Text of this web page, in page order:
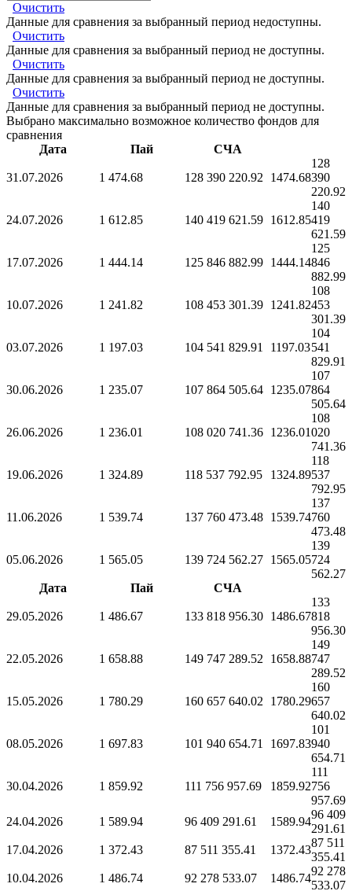
Очистить
Данные для сравнения за выбранный период недоступны.
Очистить
Данные для сравнения за выбранный период не доступны.
Очистить
Данные для сравнения за выбранный период не доступны.
Очистить
Данные для сравнения за выбранный период не доступны.
Выбрано максимально возможное количество фондов для
сравнения
Дата
Пай СЧА
31.07.2026 1 474.68 128 390 220.92 1474.68
128
390
220.92
24.07.2026 1 612.85 140 419 621.59 1612.85
140
419
621.59
17.07.2026 1 444.14 125 846 882.99 1444.14
125
846
882.99
10.07.2026 1 241.82 108 453 301.39 1241.82
108
453
301.39
03.07.2026 1 197.03 104 541 829.91 1197.03
104
541
829.91
30.06.2026 1 235.07 107 864 505.64 1235.07
107
864
505.64
26.06.2026 1 236.01 108 020 741.36 1236.01
108
020
741.36
19.06.2026 1 324.89 118 537 792.95 1324.89
118
537
792.95
11.06.2026 1 539.74 137 760 473.48 1539.74
137
760
473.48
05.06.2026 1 565.05 139 724 562.27 1565.05
139
724
562.27
Дата
Пай СЧА
29.05.2026 1 486.67 133 818 956.30 1486.67
133
818
956.30
22.05.2026 1 658.88 149 747 289.52 1658.88
149
747
289.52
15.05.2026 1 780.29 160 657 640.02 1780.29
160
657
640.02
08.05.2026 1 697.83 101 940 654.71 1697.83
101
940
654.71
30.04.2026 1 859.92 111 756 957.69 1859.92
111
756
957.69
24.04.2026
1 589.94 96 409 291.61 1589.94
96 409
291.61
17.04.2026
1 372.43 87 511 355.41 1372.43
87 511
355.41
10.04.2026
1 486.74 92 278 533.07 1486.74
92 278
533.07